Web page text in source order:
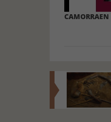
CAMORRAEN